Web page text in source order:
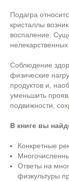
Подагра
кристаллы
воспаление.
Соблюдение
физические
продуктов и,
уменьшить
подвижности,
В книге вы
Конкретные
Ответы на
физкультуры